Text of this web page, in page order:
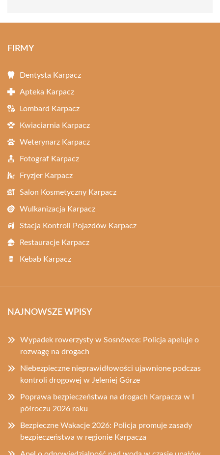
FIRMY
Dentysta Karpacz
Apteka Karpacz
Lombard Karpacz
Kwiaciarnia Karpacz
Weterynarz Karpacz
Fotograf Karpacz
Fryzjer Karpacz
Salon Kosmetyczny Karpacz
Wulkanizacja Karpacz
Stacja Kontroli Pojazdów Karpacz
Restauracje Karpacz
Kebab Karpacz
NAJNOWSZE WPISY
Wypadek rowerzysty w Sosnówce: Policja apeluje o
rozwagę na drogach
Niebezpieczne nieprawidłowości ujawnione podczas
kontroli drogowej w Jeleniej Górze
Poprawa bezpieczeństwa na drogach Karpacza w I
półroczu 2026 roku
Bezpieczne Wakacje 2026: Policja promuje zasady
bezpieczeństwa w regionie Karpacza